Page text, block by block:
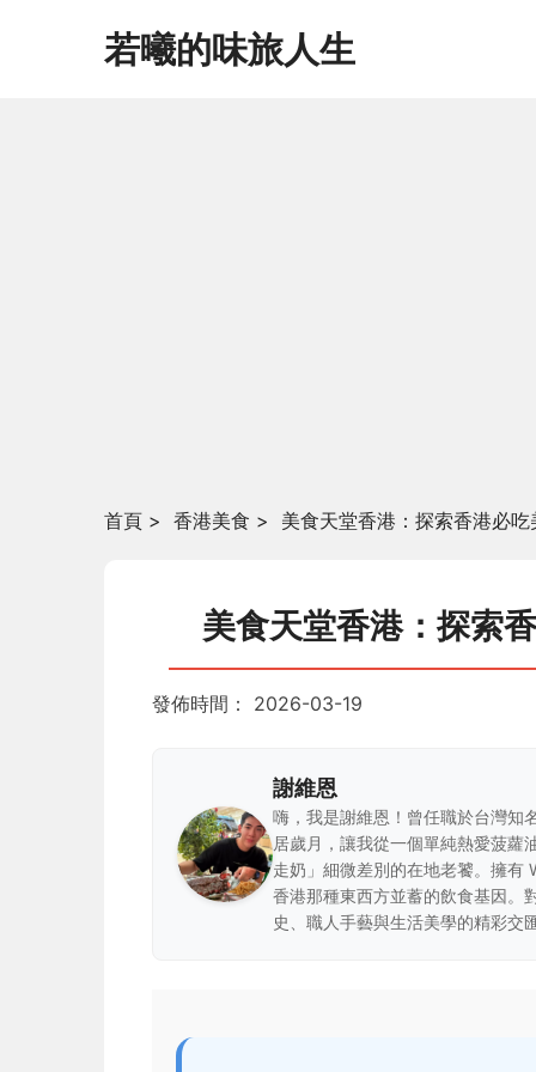
若曦的味旅人生
首頁 > 香港美食 > 美食天堂香港：探索香港必
美食天堂香港：探索
發佈時間： 2026-03-19
謝維恩
嗨，我是謝維恩！曾任職於台灣知
居歲月，讓我從一個單純熱愛菠蘿
走奶」細微差別的在地老饕。擁有
香港那種東西方並蓄的飲食基因。
史、職人手藝與生活美學的精彩交